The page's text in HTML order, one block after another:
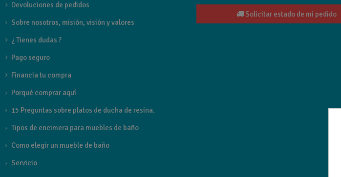
Devoluciones de pedidos
Sobre nosotros, misión, visión y valores
¿ Tienes dudas ?
Pago seguro
Financia tu compra
Porqué comprar aquí
15 Preguntas sobre platos de ducha de resina.
Tipos de encimera para muebles de baño
Como elegir un mueble de baño
Servicio
Solicitar estado de mi pedido